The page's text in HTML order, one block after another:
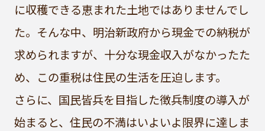
に収穫できる恵まれた土地ではありませんでし
た。そんな中、明治新政府から現金での納税が
求められますが、十分な現金収入がなかったた
め、この重税は住民の生活を圧迫します。
さらに、国民皆兵を目指した徴兵制度の導入が
始まると、住民の不満はいよいよ限界に達しま